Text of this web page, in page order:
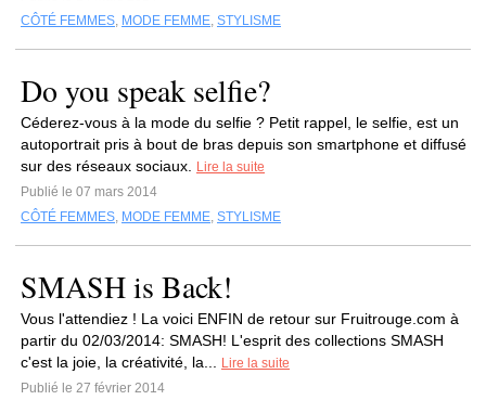
CÔTÉ FEMMES, MODE FEMME, STYLISME
Do you speak selfie?
Céderez-vous à la mode du selfie ? Petit rappel, le selfie, est un
autoportrait pris à bout de bras depuis son smartphone et diffusé
sur des réseaux sociaux.
Lire la suite
Publié le 07 mars 2014
CÔTÉ FEMMES, MODE FEMME, STYLISME
SMASH is Back!
Vous l'attendiez ! La voici ENFIN de retour sur Fruitrouge.com à
partir du 02/03/2014: SMASH! L'esprit des collections SMASH
c'est la joie, la créativité, la...
Lire la suite
Publié le 27 février 2014